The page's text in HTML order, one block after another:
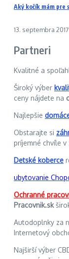
Aký kočík mám pre
13. septembra 2017
Partneri
Kvalitné a
Široký výber
ceny nájdete na
Najlepšie
Obstarajte si
príjemné chvíle
Detské koberce
ubytovanie
Ochranné
Pracovnik.sk
Autodoplnky za
Internetový
Najširší výber